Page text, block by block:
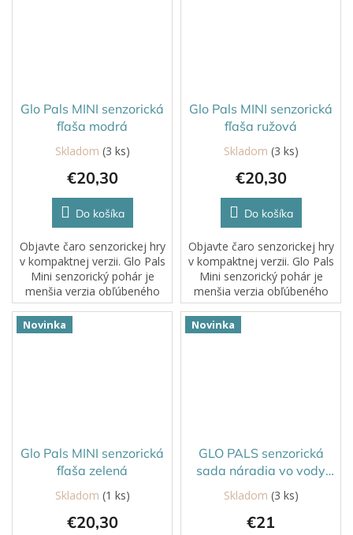
Glo Pals MINI senzorická
fľaša modrá
Skladom (3 ks)
€20,30
Do košíka
Objavte čaro senzorickej hry
v kompaktnej verzii. Glo Pals
Mini senzorický pohár je
menšia verzia obľúbeného
svietiaceho pohára,
navrhnutá špeciálne pre malé
detské ruky a hranie
Glo Pals MINI senzorická
fľaša ružová
Skladom (3 ks)
€20,30
Do košíka
Objavte čaro senzorickej hry
v kompaktnej verzii. Glo Pals
Mini senzorický pohár je
menšia verzia obľúbeného
svietiaceho pohára,
navrhnutá špeciálne pre malé
detské ruky a hranie
Novinka
Glo Pals MINI senzorická
fľaša zelená
Skladom (1 ks)
€20,30
Novinka
GLO PALS senzorická
sada náradia vo vody
5v1
PriemernéSkladom (3 ks)
€21